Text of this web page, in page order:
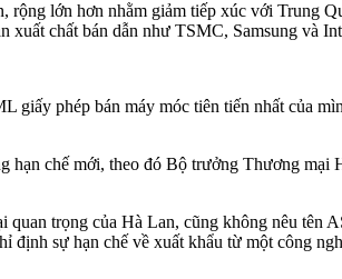
rộng lớn hơn nhằm giảm tiếp xúc với Trung
xuất chất bán dẫn như TSMC, Samsung và
giấy phép bán máy móc tiên tiến nhất của
chế mới, theo đó Bộ trưởng Thương
trọng của Hà Lan, cũng không nêu tên
định sự hạn chế về xuất khẩu từ một công